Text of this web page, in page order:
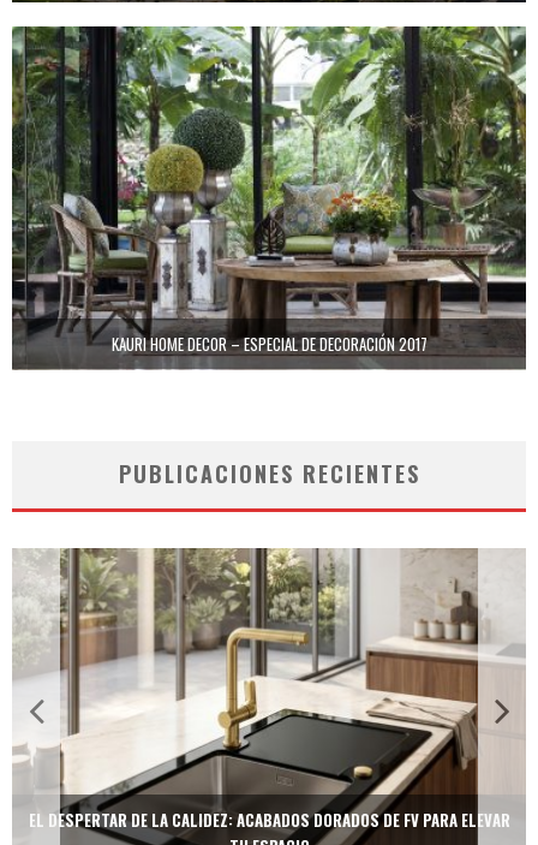
KAURI HOME DECOR – ESPECIAL DE DECORACIÓN 2017
PUBLICACIONES RECIENTES
TECNOLOGÍA Y BIENESTAR DE VANGUARDIA: EL INODORO INTELIGENTE